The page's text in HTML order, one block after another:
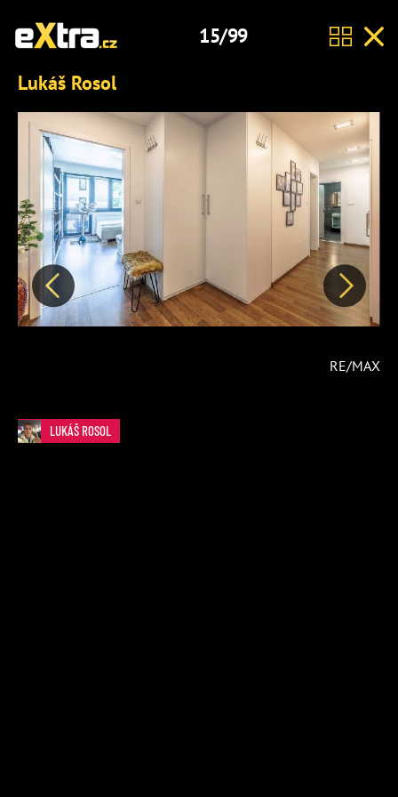
15/99
Lukáš Rosol
Předchozí Další
RE/MAX
LUKÁŠ ROSOL